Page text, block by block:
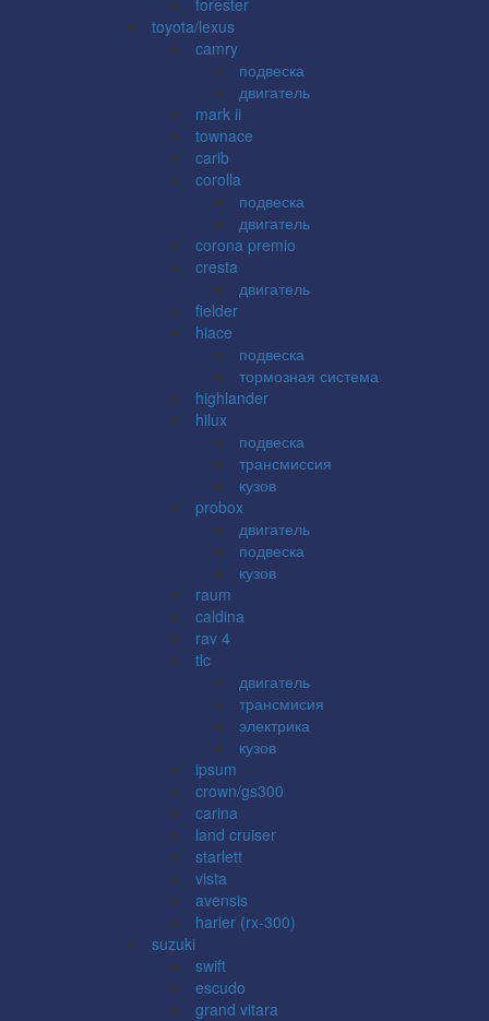
toyota/lexus
camry
подвеска
двигатель
mark ii
townace
carib
corolla
подвеска
двигатель
corona premio
cresta
двигатель
fielder
hiace
подвеска
тормозная система
highlander
hilux
подвеска
трансмиссия
кузов
probox
двигатель
подвеска
кузов
raum
caldina
rav 4
tlc
двигатель
трансмисия
электрика
кузов
ipsum
crown/gs300
carina
land cruiser
starlett
vista
avensis
harier (rx-300)
suzuki
swift
escudo
grand vitara